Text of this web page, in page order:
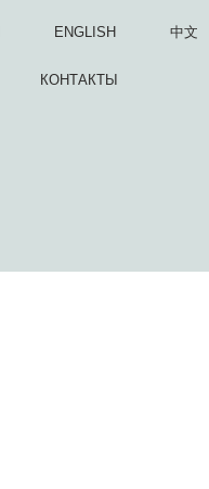
ENGLISH 中文
КОНТАКТЫ